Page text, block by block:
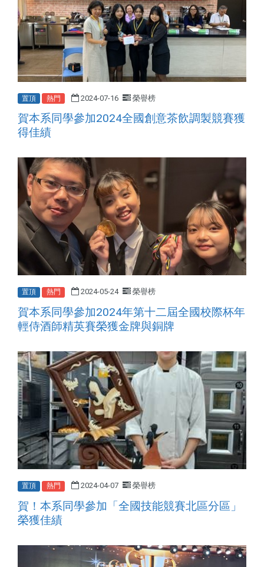
置頂 熱門 2024-07-16 榮譽榜
賀本系同學參加2024全國創意茶飲調製競賽獲
得佳績
置頂 熱門 2024-05-24 榮譽榜
賀本系同學參加2024年第十二屆全國校際杯年
輕侍酒師精英賽榮獲金牌與銅牌
置頂 熱門 2024-04-07 榮譽榜
賀！本系同學參加「全國技能競賽北區分區」
榮獲佳績